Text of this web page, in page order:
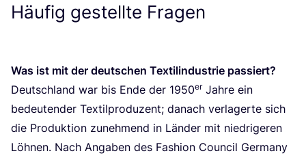
Häufig gestellte Fragen
Was ist mit der deut­schen Tex­til­in­dus­trie passiert?
Deutsch­land war bis Ende der 1950erJah­re ein
bedeu­ten­der Tex­til­pro­du­zent; danach ver­la­ger­te sich
die Pro­duk­ti­on zuneh­mend in Län­der mit nied­ri­ge­ren
Löh­nen. Nach Anga­ben des Fashion Coun­cil Ger­ma­ny